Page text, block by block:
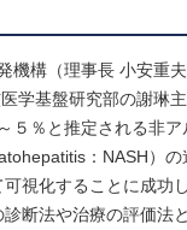
機構（理事長 小安重
学基盤研究部の謝琳
５％と推定される非
：NASH）
視化することに成功
断法や治療の評価法